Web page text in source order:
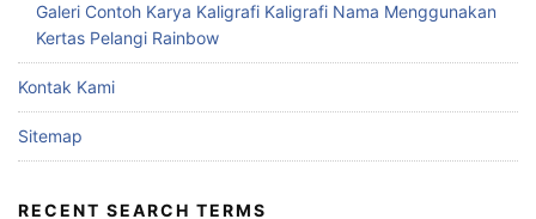
Galeri Contoh Karya Kaligrafi Kaligrafi Nama Menggunakan
Kertas Pelangi Rainbow
Kontak Kami
Sitemap
RECENT SEARCH TERMS